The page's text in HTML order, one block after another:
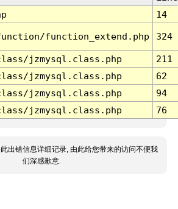
14
function_extend.php 324
jzmysql.class.php
211
jzmysql.class.php
62
jzmysql.class.php
94
jzmysql.class.php 76
出错信息详细记录, 由此给您带来的访问不便我
们深感歉意.